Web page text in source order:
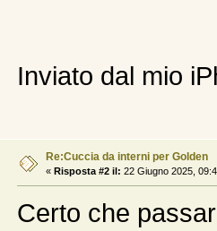
Inviato dal mio
Re:Cuccia da interni per Golden
« Risposta #2 il: 22 Giugno 2025,
Certo che